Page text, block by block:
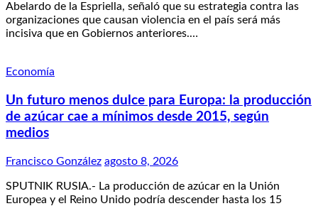
Abelardo de la Espriella, señaló que su estrategia contra las
organizaciones que causan violencia en el país será más
incisiva que en Gobiernos anteriores.…
Economía
Un futuro menos dulce para Europa: la producción
de azúcar cae a mínimos desde 2015, según
medios
Francisco González agosto 8, 2026
SPUTNIK RUSIA.- La producción de azúcar en la Unión
Europea y el Reino Unido podría descender hasta los 15